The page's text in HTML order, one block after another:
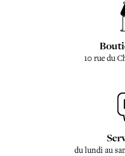
10 rue du
du lundi au